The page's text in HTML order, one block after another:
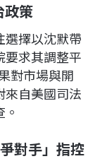
政策
選擇以沈默帶
要求其調整平
對市場與開
來自美國司法
對手」指控